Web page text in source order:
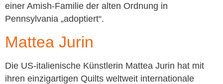
einer Amish-Familie der alten Ordnung in
Pennsylvania „adoptiert“.
Mattea Jurin
Die US-italienische Künstlerin Mattea Jurin hat mit
ihren einzigartigen Quilts weltweit internationale